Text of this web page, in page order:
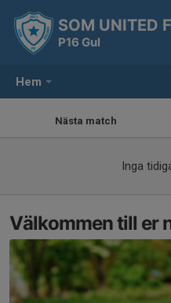
Hem
SOM UNITED
P16 Gul
Nästa match
Inga
Välkommen till er